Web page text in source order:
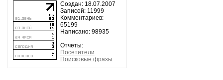
Создан: 18.07.2007
Записей: 11999
Комментариев:
65199
Написано: 98935
Отчеты:
Посетители
Поисковые фразы